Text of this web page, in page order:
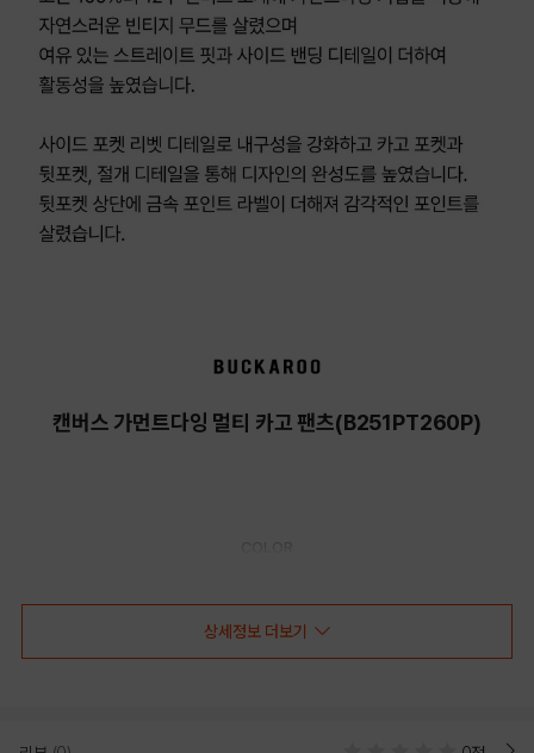
캔버스 가먼트다잉 멀티 카고 팬츠(B251PT260P)
상세정보 더보기